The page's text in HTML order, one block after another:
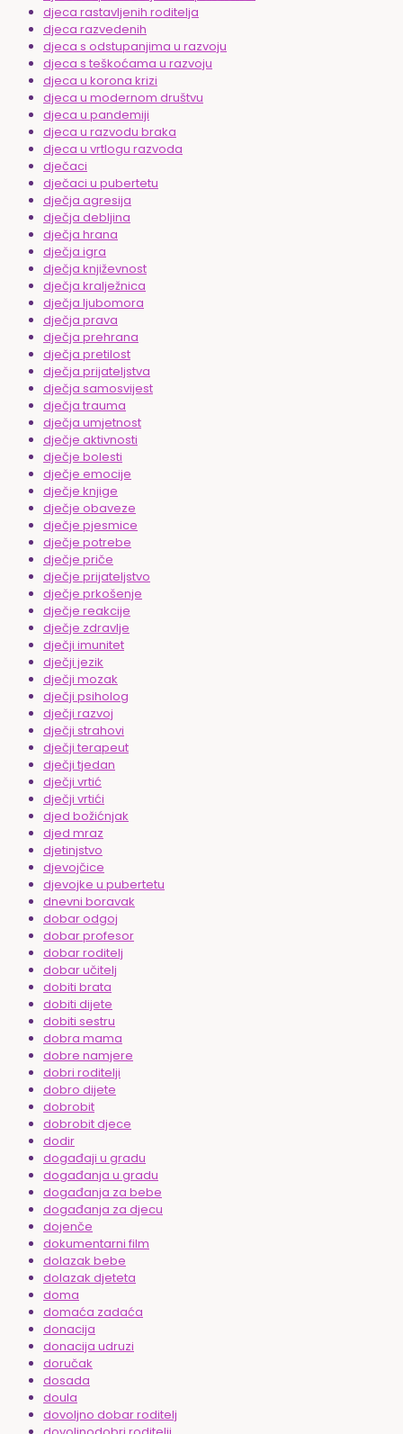
djeca rastavljenih roditelja
djeca razvedenih
djeca s odstupanjima u razvoju
djeca s teškoćama u razvoju
djeca u korona krizi
djeca u modernom društvu
djeca u pandemiji
djeca u razvodu braka
djeca u vrtlogu razvoda
dječaci
dječaci u pubertetu
dječja agresija
dječja debljina
dječja hrana
dječja igra
dječja književnost
dječja kralježnica
dječja ljubomora
dječja prava
dječja prehrana
dječja pretilost
dječja prijateljstva
dječja samosvijest
dječja trauma
dječja umjetnost
dječje aktivnosti
dječje bolesti
dječje emocije
dječje knjige
dječje obaveze
dječje pjesmice
dječje potrebe
dječje priče
dječje prijateljstvo
dječje prkošenje
dječje reakcije
dječje zdravlje
dječji imunitet
dječji jezik
dječji mozak
dječji psiholog
dječji razvoj
dječji strahovi
dječji terapeut
dječji tjedan
dječji vrtić
dječji vrtići
djed božićnjak
djed mraz
djetinjstvo
djevojčice
djevojke u pubertetu
dnevni boravak
dobar odgoj
dobar profesor
dobar roditelj
dobar učitelj
dobiti brata
dobiti dijete
dobiti sestru
dobra mama
dobre namjere
dobri roditelji
dobro dijete
dobrobit
dobrobit djece
dodir
događaji u gradu
događanja u gradu
događanja za bebe
događanja za djecu
dojenče
dokumentarni film
dolazak bebe
dolazak djeteta
doma
domaća zadaća
donacija
donacija udruzi
doručak
dosada
doula
dovoljno dobar roditelj